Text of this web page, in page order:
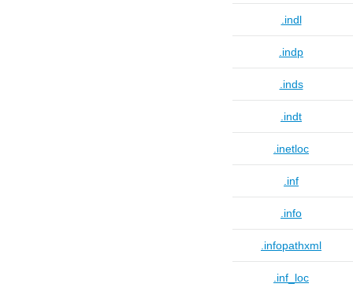
.indl
.indp
.inds
.indt
.inetloc
.inf
.info
.infopathxml
.inf_loc